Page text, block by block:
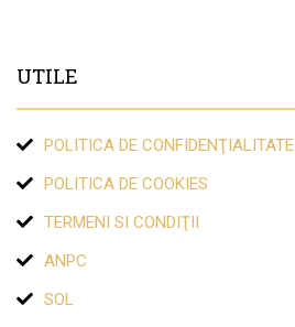
UTILE
POLITICA DE CONFIDENŢIALITATE
POLITICA DE COOKIES
TERMENI SI CONDIŢII
ANPC
SOL